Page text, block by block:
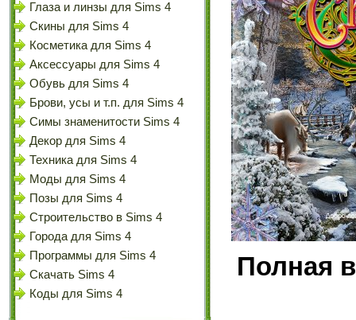
Глаза и линзы для Sims 4
Скины для Sims 4
Косметика для Sims 4
Аксессуары для Sims 4
Обувь для Sims 4
Брови, усы и т.п. для Sims 4
Симы знаменитости Sims 4
Декор для Sims 4
Техника для Sims 4
Моды для Sims 4
Позы для Sims 4
Строительство в Sims 4
Города для Sims 4
Программы для Sims 4
Скачать Sims 4
Коды для Sims 4
Полная